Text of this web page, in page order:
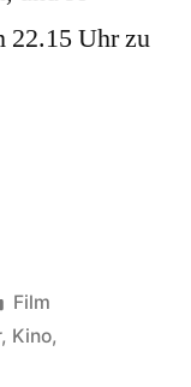
22.15 Uhr zu
Veröffentlicht
unter
Film
, Kino,